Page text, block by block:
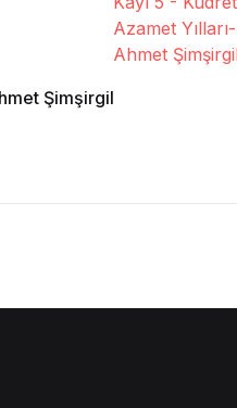
Şimşirgil